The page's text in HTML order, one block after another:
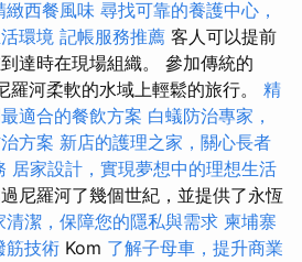
緻西餐風味 尋找可靠的養護中心，
環境 記帳服務推薦 客人可以提前
達時在現場組織。 參加傳統的
羅河柔軟的水域上輕鬆的旅行。 精
適合的餐飲方案 白蟻防治專家，
方案 新店的護理之家，關心長者
居家設計，實現夢想中的理想生活
尼羅河了幾個世紀，並提供了永恆
清潔，保障您的隱私與需求 柬埔寨
筋技術 Kom 了解子母車，提升商業